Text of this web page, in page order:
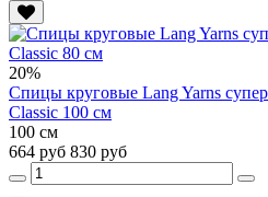
20%
Спицы круговые Lang Yarns
Classic 100 см
100 см
664 руб 830 руб